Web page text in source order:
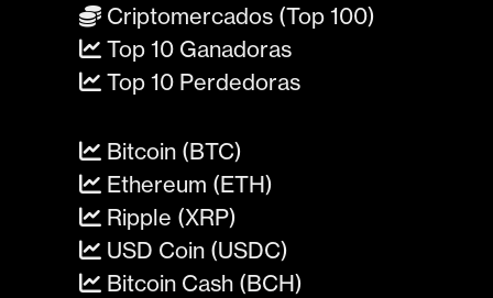
Criptomercados (Top 100)
Top 10 Ganadoras
Top 10 Perdedoras
Bitcoin (BTC)
Ethereum (ETH)
Ripple (XRP)
USD Coin (USDC)
Bitcoin Cash (BCH)